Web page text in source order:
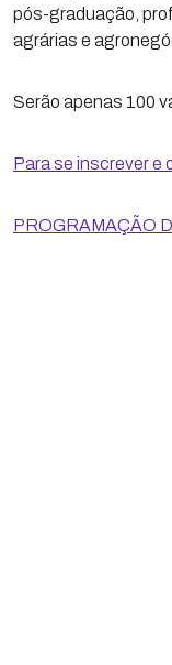
pós-graduação,
agrárias e
Serão apenas 100
Para se inscrever e
PROGRAMAÇÃO